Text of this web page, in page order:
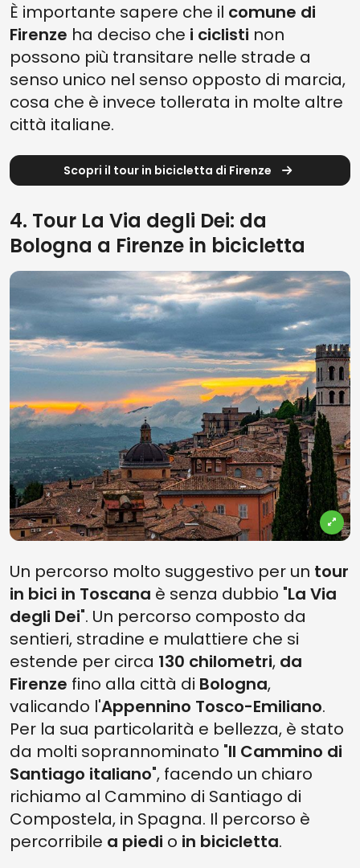
È importante sapere che il comune di
Firenze ha deciso che i ciclisti non
possono più transitare nelle strade a
senso unico nel senso opposto di marcia,
cosa che è invece tollerata in molte altre
città italiane.
Scopri il tour in bicicletta di Firenze
4. Tour La Via degli Dei: da
Bologna a Firenze in bicicletta
Un percorso molto suggestivo per un tour
in bici in Toscana è senza dubbio "La Via
degli Dei". Un percorso composto da
sentieri, stradine e mulattiere che si
estende per circa 130 chilometri, da
Firenze fino alla città di Bologna,
valicando l'Appennino Tosco-Emiliano.
Per la sua particolarità e bellezza, è stato
da molti soprannominato "Il Cammino di
Santiago italiano", facendo un chiaro
richiamo al Cammino di Santiago di
Compostela, in Spagna. Il percorso è
percorribile a piedi o in bicicletta.